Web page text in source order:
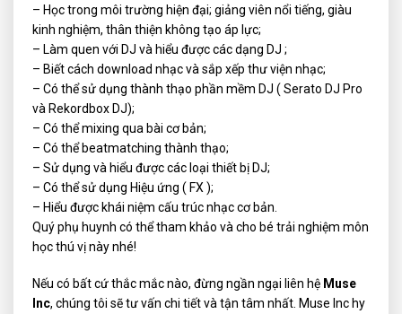
– Học trong môi trường hiện đại; giảng viên nổi tiếng, giàu
kinh nghiệm, thân thiện không tạo áp lực;
– Làm quen với DJ và hiểu được các dạng DJ ;
– Biết cách download nhạc và sắp xếp thư viện nhạc;
– Có thể sử dụng thành thạo phần mềm DJ ( Serato DJ Pro
và Rekordbox DJ);
– Có thể mixing qua bài cơ bản;
– Có thể beatmatching thành thạo;
– Sử dụng và hiểu được các loại thiết bị DJ;
– Có thể sử dụng Hiệu ứng ( FX );
– Hiểu được khái niệm cấu trúc nhạc cơ bản.
Quý phụ huynh có thể tham khảo và cho bé trải nghiệm môn
học thú vị này nhé!
Nếu có bất cứ thắc mắc nào, đừng ngần ngại liên hệ Muse
Inc, chúng tôi sẽ tư vấn chi tiết và tận tâm nhất. Muse Inc hy